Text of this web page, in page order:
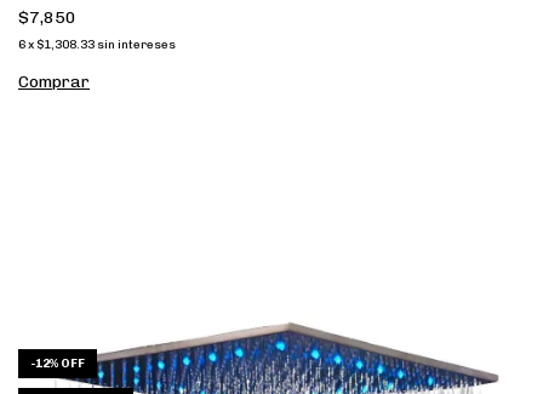
$7,850
6x $1,308.33 sin intereses
Comprar
-12% OFF